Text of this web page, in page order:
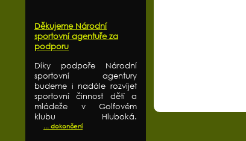
Děkujeme Národní
sportovní agentuře za
podporu
Díky podpoře Národní
sportovní agentury
budeme i nadále rozvíjet
sportovní činnost dětí a
mládeže v Golfovém
klubu Hluboká.
... dokončení